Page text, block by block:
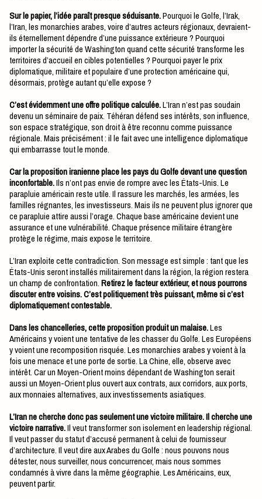
Sur le papier, l’idée paraît presque séduisante.Pourquoi le Golfe, l’Irak,
l’Iran, les monarchies arabes, voire d’autres acteurs régionaux, devraient-
ils éternellement dépendre d’une puissance extérieure ? Pourquoi
importer la sécurité de Washington quand cette sécurité transforme les
territoires d’accueil en cibles potentielles ? Pourquoi payer le prix
diplomatique, militaire et populaire d’une protection américaine qui,
désormais, protège autant qu’elle expose ?
C’est évidemment une offre politique calculée.L’Iran n’est pas soudain
devenu un séminaire de paix. Téhéran défend ses intérêts, son influence,
son espace stratégique, son droit à être reconnu comme puissance
régionale. Mais précisément : il le fait avec une intelligence diplomatique
qui embarrasse tout le monde.
Car la proposition iranienne place les pays du Golfe devant une question
inconfortable.Ils n’ont pas envie de rompre avec les États-Unis. Le
parapluie américain reste utile. Il rassure les marchés, les armées, les
familles régnantes, les investisseurs. Mais ils ne peuvent plus ignorer que
ce parapluie attire aussi l’orage. Chaque base américaine devient une
assurance et une vulnérabilité. Chaque présence militaire étrangère
protège le régime, mais expose le territoire.
L’Iran exploite cette contradiction. Son message est simple : tant que les
États-Unis seront installés militairement dans la région, la région restera
un champ de confrontation.Retirez le facteur extérieur, et nous pourrons
discuter entre voisins. C’est politiquement très puissant, même si c’est
diplomatiquement contestable.
Dans les chancelleries, cette proposition produit un malaise.Les
Américains y voient une tentative de les chasser du Golfe. Les Européens
y voient une recomposition risquée. Les monarchies arabes y voient à la
fois une menace et une porte de sortie. La Chine, elle, observe avec
intérêt. Car un Moyen-Orient moins dépendant de Washington serait
aussi un Moyen-Orient plus ouvert aux contrats, aux corridors, aux ports,
aux monnaies alternatives, aux investissements asiatiques.
L’Iran ne cherche donc pas seulement une victoire militaire. Il cherche une
victoire narrative.Il veut transformer son isolement en leadership régional.
Il veut passer du statut d’accusé permanent à celui de fournisseur
d’architecture. Il veut dire aux Arabes du Golfe : nous pouvons nous
détester, nous surveiller, nous concurrencer, mais nous sommes
condamnés à vivre dans la même géographie. Les Américains, eux,
peuvent partir.